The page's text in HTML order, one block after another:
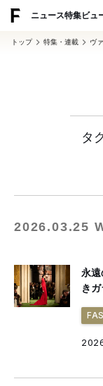
ニュース特集ビュ
トップ 特集・連載 ヴ
タ
2026.03.25
永
き